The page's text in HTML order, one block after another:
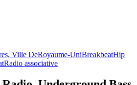
Ville DeRoyaume-UniBreakbeatHip
Radio associative